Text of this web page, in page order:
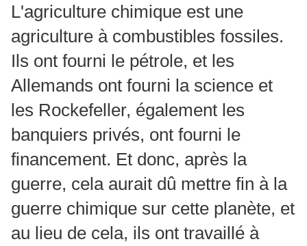
L'agriculture chimique est une
agriculture à combustibles fossiles.
Ils ont fourni le pétrole, et les
Allemands ont fourni la science et
les Rockefeller, également les
banquiers privés, ont fourni le
financement. Et donc, après la
guerre, cela aurait dû mettre fin à la
guerre chimique sur cette planète, et
au lieu de cela, ils ont travaillé à